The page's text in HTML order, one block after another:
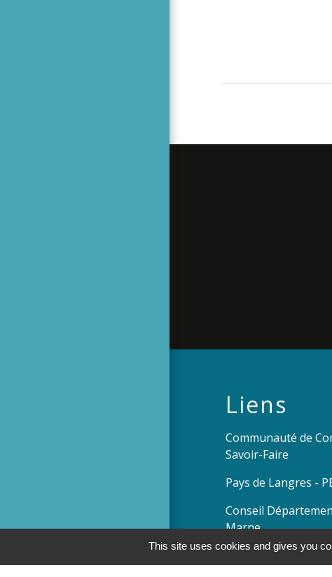
Liens
Communauté de
Savoir-Faire
Pays de Langres -
Conseil
Marne
Préfecture de la
This site uses cookies and gives you